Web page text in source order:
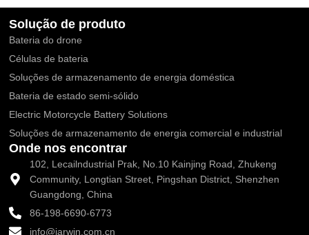
Alternative:
Solução de produto
Bateria do drone
Células de bateria
Soluções de armazenamento de energia doméstica
Bateria de estado semi-sólido
Electric Motorcycle Battery Solutions
Soluções de armazenamento de energia comercial e industrial
Onde nos encontrar
102, Lecailndustrial Prak, No.10 Kainjing Road, Zhukeng
Community, Longtian Street, Pingshan District, Shenzhen
Guangdong, China
86-198-6690-6773
info@jarwin.com.cn